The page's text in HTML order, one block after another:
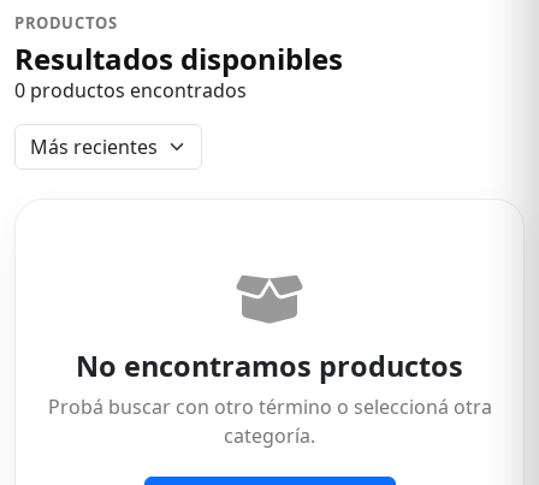
PRODUCTOS
Resultados disponibles
0 productos encontrados
No encontramos productos
Probá buscar con otro término o seleccioná otra
categoría.